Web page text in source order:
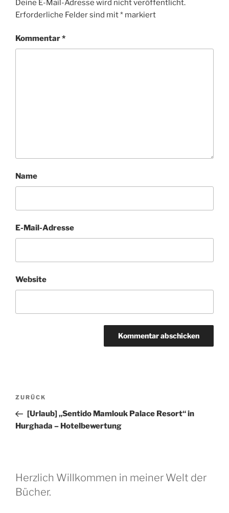
Deine E-Mail-Adresse wird nicht veröffentlicht.
Erforderliche Felder sind mit* markiert
Kommentar*
Name
E-Mail-Adresse
Website
Beitragsnavigation
Vorheriger
Beitrag
ZURÜCK
[Urlaub] „Sentido Mamlouk Palace Resort“ in
Hurghada – Hotelbewertung
Herzlich Willkommen in meiner Welt der
Bücher.